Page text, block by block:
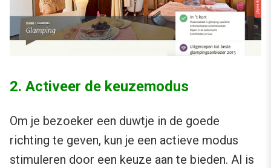
2. Activeer de keuzemodus
Om je bezoeker een duwtje in de goede
richting te geven, kun je een actieve modus
stimuleren door een keuze aan te bieden. Al is